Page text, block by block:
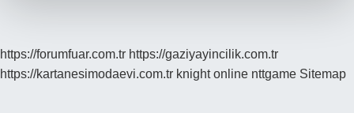
https://forumfuar.com.tr https://gaziyayincilik.com.tr
https://kartanesimodaevi.com.tr knight online nttgame Sitemap